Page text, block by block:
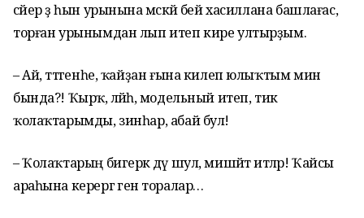
сәйер ҙә һын урынына мәскәй әбей хасиллана башлағас,
торған урынымдан лып итеп кире ултырҙым.
– Ай, әттәгенһе, ҡайҙан ғына килеп юлыҡтым мин
бында?! Ҡырҡ, әләйһә, модельный итеп, тик
ҡолаҡтарымды, зинһар, абай бул!
– Ҡолаҡтарың бигерәк дәү шул, мишәйт итәләр! Ҡайсы
араһына керергә генә торалар…